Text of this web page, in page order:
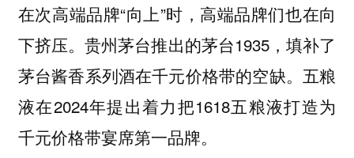
在次高端品牌“向上”时，高端品牌们也在向
下挤压。贵州茅台推出的茅台1935，填补了
茅台酱香系列酒在千元价格带的空缺。五粮
液在2024年提出着力把1618五粮液打造为
千元价格带宴席第一品牌。